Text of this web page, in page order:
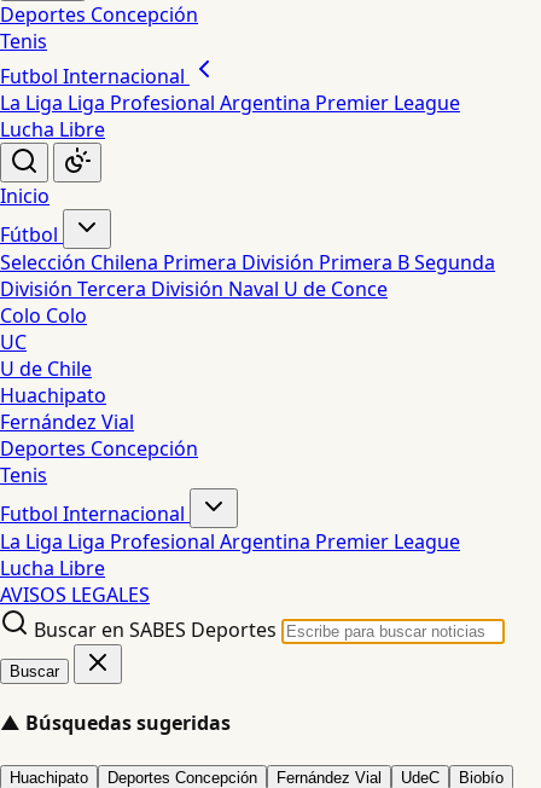
Deportes Concepción
Tenis
Futbol Internacional
La Liga Liga Profesional Argentina Premier League
Lucha Libre
Inicio
Fútbol
Selección Chilena Primera División Primera BSegunda
División Tercera División Naval U de Conce
Colo Colo
UC
U de Chile
Huachipato
Fernández Vial
Deportes Concepción
Tenis
Futbol Internacional
La Liga Liga Profesional Argentina Premier League
Lucha Libre
AVISOS LEGALES
Buscar en SABES Deportes
Buscar
▲ Búsquedas sugeridas
Huachipato Deportes Concepción Fernández Vial UdeC Biobío